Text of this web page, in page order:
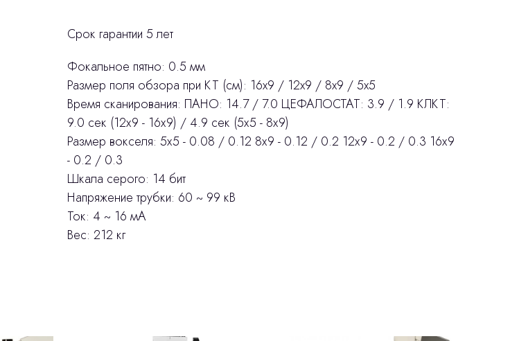
Срок гарантии 5 лет
Фокальное пятно: 0.5 мм
Размер поля обзора при КТ (см): 16x9 / 12x9 / 8x9 / 5x5
Время сканирования: ПАНО: 14.7 / 7.0 ЦЕФАЛОСТАТ: 3.9 / 1.9 КЛКТ:
9.0 сек (12х9 - 16х9) / 4.9 сек (5х5 - 8х9)
Размер вокселя: 5х5 - 0.08 / 0.12 8х9 - 0.12 / 0.2 12х9 - 0.2 / 0.3 16х9
- 0.2 / 0.3
Шкала серого: 14 бит
Напряжение трубки: 60 ~ 99 кВ
Ток: 4 ~ 16 мA
Вес: 212 кг